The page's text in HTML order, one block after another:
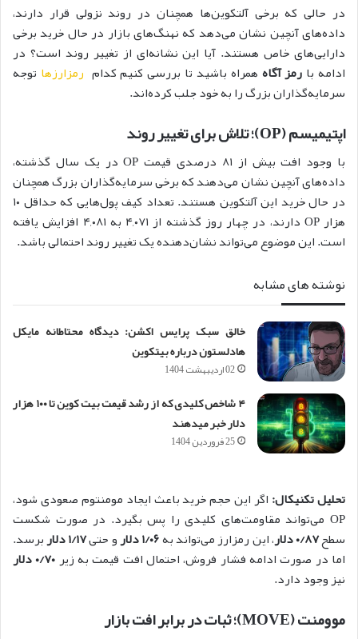
در حالی که برخی آلتکوین‌ها همچنان در روند نزولی قرار دارند،
داده‌های آنچین نشان می‌دهد که نهنگ‌های بازار در حال خرید برخی
دارایی‌های خاص هستند. آیا این نشانه‌ای از تغییر روند است؟ در
ادامه با رمز آگاه همراه باشید تا بررسی کنیم کدام رمزارزها توجه
سرمایه‌گذاران بزرگ را به خود جلب کرده‌اند.
اپتیمیسم (OP)؛ تلاش برای تغییر روند
با وجود افت بیش از ۸۱ درصدی قیمت OP در یک سال گذشته،
داده‌های آنچین نشان می‌دهند که برخی سرمایه‌گذاران بزرگ همچنان
در حال خرید این آلتکوین هستند. تعداد کیف پول‌هایی که حداقل ۱۰
هزار OP دارند، در چهار روز گذشته از ۴,۰۷۱ به ۴,۰۸۱ افزایش یافته
است. این موضوع می‌تواند نشان‌دهنده یک تغییر روند احتمالی باشد.
نوشته های مشابه
خالق سبک پرایس اکشن: دیدگاه محتاطانه مایکل
هادلستون درباره بیتکوین
02 اردیبهشت 1404
۴ شاخص کلیدی که از رشد قیمت بیت کوین تا ۱۰۰ هزار
دلار خبر می‎دهند
25 فروردین 1404
تحلیل تکنیکال: اگر این حجم خرید باعث ایجاد مومنتوم صعودی شود،
OP می‌تواند مقاومت‌های کلیدی را پس بگیرد. در صورت شکست
سطح۰/۸۷ دلار ، این رمزارز می‌تواند به۱/۰۶ دلار و حتی۱/۱۷ دلار
برسد.
اما در صورت ادامه فشار فروش، احتمال افت قیمت به زیر۰/۷۰ دلار
نیز وجود دارد.
موومنت (MOVE)؛ ثبات در برابر افت بازار